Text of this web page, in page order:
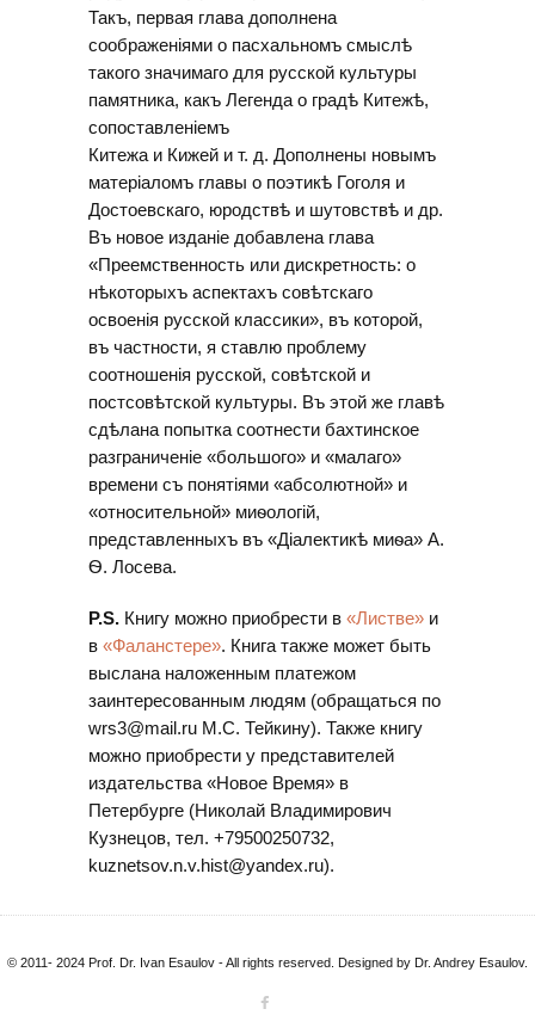
Такъ, первая глава дополнена
соображеніями о пасхальномъ смыслѣ
такого значимаго для русской культуры
памятника, какъ Легенда о градѣ Китежѣ,
сопоставленіемъ
Китежа и Кижей и т. д. Дополнены новымъ
матеріаломъ главы о поэтикѣ Гоголя и
Достоевскаго, юродствѣ и шутовствѣ и др.
Въ новое изданіе добавлена глава
«Преемственность или дискретность: о
нѣкоторыхъ аспектахъ совѣтскаго
освоенія русской классики», въ которой,
въ частности, я ставлю проблему
соотношенія русской, совѣтской и
постсовѣтской культуры. Въ этой же главѣ
сдѣлана попытка соотнести бахтинское
разграниченіе «большого» и «малаго»
времени съ понятіями «абсолютной» и
«относительной» миѳологій,
представленныхъ въ «Діалектикѣ миѳа» А.
Ѳ. Лосева.
P.S. Книгу можно приобрести в «Листве» и
в «Фаланстере». Книга также может быть
выслана наложенным платежом
заинтересованным людям (обращаться по
wrs3@mail.ru М.С. Тейкину). Также книгу
можно приобрести у представителей
издательства «Новое Время» в
Петербурге (Николай Владимирович
Кузнецов, тел. +79500250732,
kuznetsov.n.v.hist@yandex.ru).
© 2011- 2024 Prof. Dr. Ivan Esaulov - All rights reserved. Designed by Dr. Andrey Esaulov.